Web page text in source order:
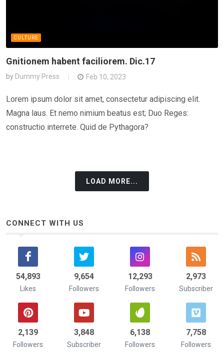
CULTURE
Gnitionem habent faciliorem. Dic.17
by Dummy Press Feb 10, 2023
Lorem ipsum dolor sit amet, consectetur adipiscing elit.
Magna laus. Et nemo nimium beatus est; Duo Reges:
constructio interrete. Quid de Pythagora?
LOAD MORE...
CONNECT WITH US
58,742
Likes
9,654
Followers
15,475
Followers
3,244
Subscriber
2,322
Followers
4,211
Subscriber
6,742
Followers
8,532
Followers